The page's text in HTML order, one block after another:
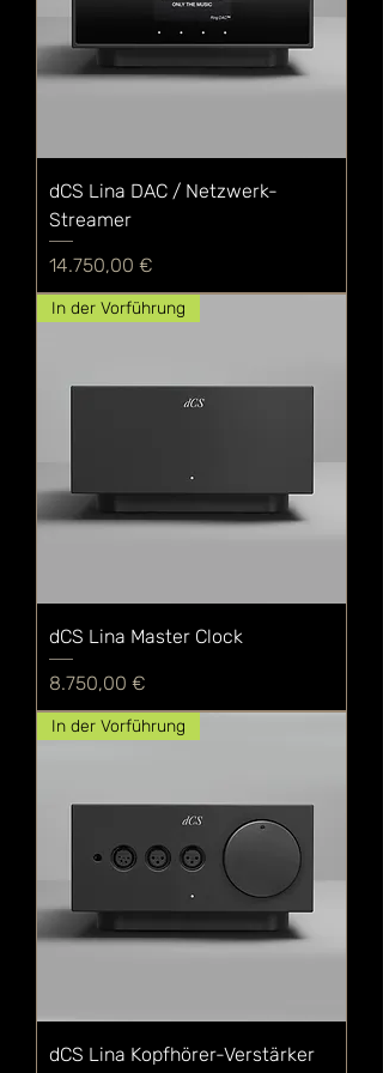
dCS Lina DAC / Netzwerk-
Streamer
Preis
14.750,00 €
In der Vorführung
dCS Lina Master Clock
Preis
8.750,00 €
In der Vorführung
dCS Lina Kopfhörer-Verstärker